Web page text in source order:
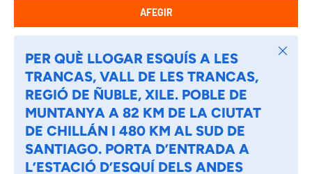
AFEGIR
PER QUÈ LLOGAR ESQUÍS A LES
TRANCAS, VALL DE LES TRANCAS,
REGIÓ DE ÑUBLE, XILE. POBLE DE
MUNTANYA A 82 KM DE LA CIUTAT
DE CHILLÁN I 480 KM AL SUD DE
SANTIAGO. PORTA D’ENTRADA A
L’ESTACIÓ D’ESQUÍ DELS ANDES
Tancar